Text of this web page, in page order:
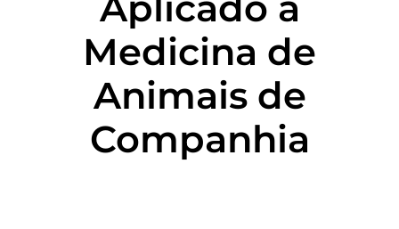
Medicina de
Animais de
Companhia